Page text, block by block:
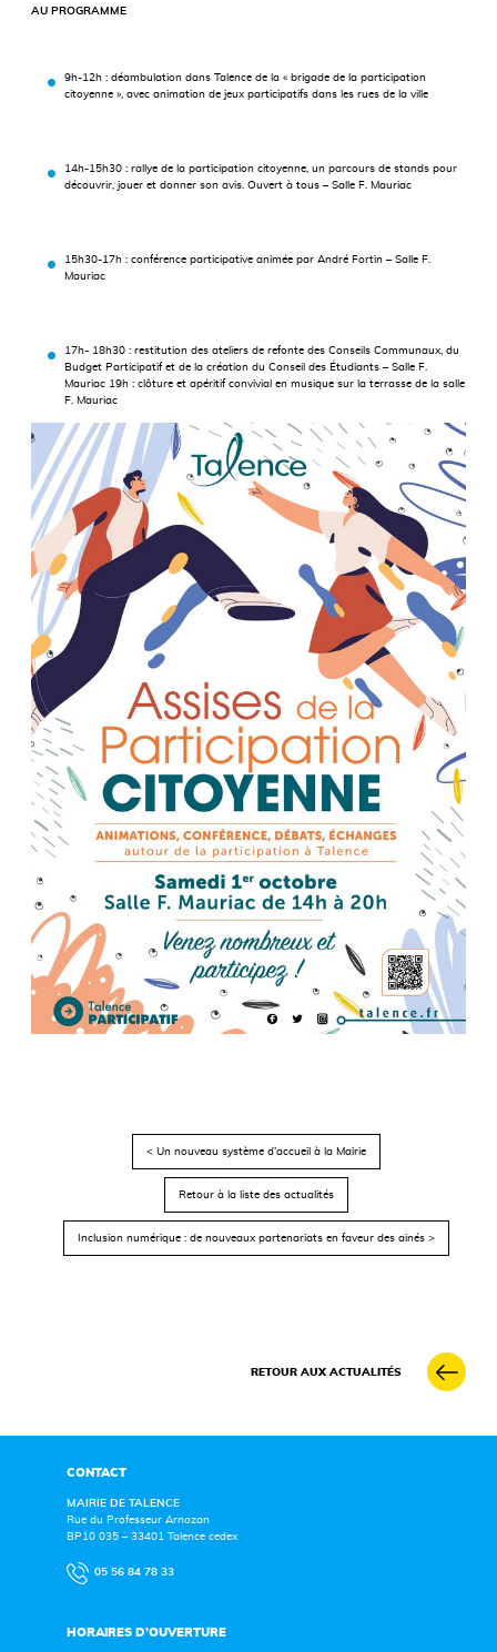
AU PROGRAMME
9h-12h : déambulation dans Talence de la « brigade de la participation
citoyenne », avec animation de jeux participatifs dans les rues de la ville
14h-15h30 : rallye de la participation citoyenne, un parcours de stands pour
découvrir, jouer et donner son avis. Ouvert à tous – Salle F. Mauriac
15h30-17h : conférence participative animée par André Fortin – Salle F.
Mauriac
17h- 18h30 : restitution des ateliers de refonte des Conseils Communaux, du
Budget Participatif et de la création du Conseil des Étudiants – Salle F.
Mauriac 19h : clôture et apéritif convivial en musique sur la terrasse de la salle
F. Mauriac
< Un nouveau système d’accueil à la Mairie
Retour à la liste des actualités
Inclusion numérique : de nouveaux partenariats en faveur des ainés >
RETOUR AUX ACTUALITÉS
CONTACT
MAIRIE DE TALENCE
Rue du Professeur Arnozan
BP10 035 – 33401 Talence cedex
05 56 84 78 33
HORAIRES D’OUVERTURE